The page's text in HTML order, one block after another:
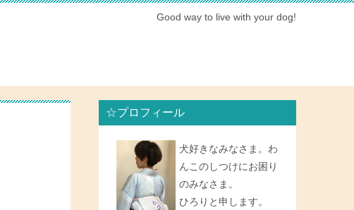
Good way to live with your dog!
☆プロフィール
犬好きなみなさま。わ
んこのしつけにお困り
のみなさま。
ひろりと申します。